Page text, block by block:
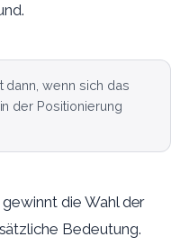
dann, wenn sich das
der Positionierung
die Wahl der
Bedeutung.